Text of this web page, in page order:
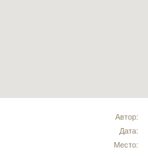
Автор:
Дата:
Место: